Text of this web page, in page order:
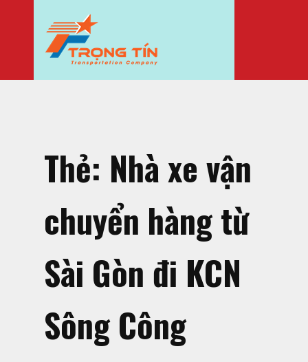
Thẻ: Nhà xe vận
chuyển hàng từ
Sài Gòn đi KCN
Sông Công